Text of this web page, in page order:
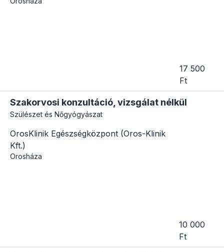
17 500
Ft
Szakorvosi konzultáció, vizsgálat nélkül
Szülészet és Nőgyógyászat
OrosKlinik Egészségközpont (Oros-Klinik
Kft.)
Orosháza
10 000
Ft